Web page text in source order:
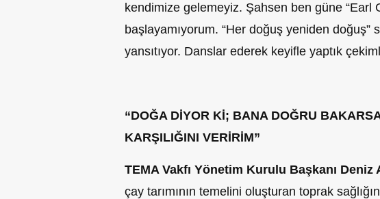
kendimize gelemeyiz. Şahsen ben güne “Earl
başlayamıyorum. “Her doğuş yeniden doğuş”
yansıtıyor. Danslar ederek keyifle yaptık
“DOĞA DİYOR Kİ; BANA DOĞRU
KARŞILIĞINI VERİRİM”
TEMA Vakfı Yönetim Kurulu Başkanı Deniz
çay tarımının temelini oluşturan toprak